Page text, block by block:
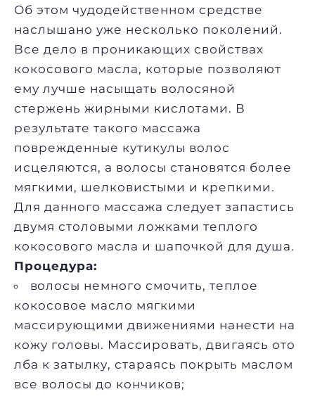
Об этом чудодейственном средстве
наслышано уже несколько поколений.
Все дело в проникающих свойствах
кокосового масла, которые позволяют
ему лучше насыщать волосяной
стержень жирными кислотами. В
результате такого массажа
поврежденные кутикулы волос
исцеляются, а волосы становятся более
мягкими, шелковистыми и крепкими.
Для данного массажа следует запастись
двумя столовыми ложками теплого
кокосового масла и шапочкой для душа.
Процедура:
волосы немного смочить, теплое
кокосовое масло мягкими
массирующими движениями нанести на
кожу головы. Массировать, двигаясь ото
лба к затылку, стараясь покрыть маслом
все волосы до кончиков;